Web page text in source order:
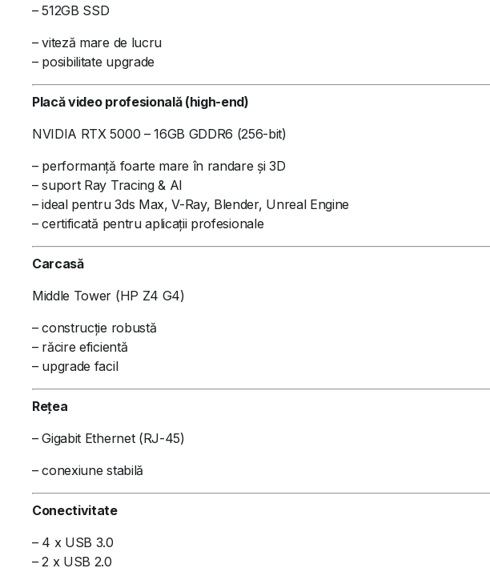
– 512GB SSD
– viteză mare de lucru
– posibilitate upgrade
Placă video profesională (high-end)
NVIDIA RTX 5000 – 16GB GDDR6 (256-bit)
– performanță foarte mare în randare și 3D
– suport Ray Tracing & AI
– ideal pentru 3ds Max, V-Ray, Blender, Unreal Engine
– certificată pentru aplicații profesionale
Carcasă
Middle Tower (HP Z4 G4)
– construcție robustă
– răcire eficientă
– upgrade facil
Rețea
– Gigabit Ethernet (RJ-45)
– conexiune stabilă
Conectivitate
– 4 x USB 3.0
– 2 x USB 2.0